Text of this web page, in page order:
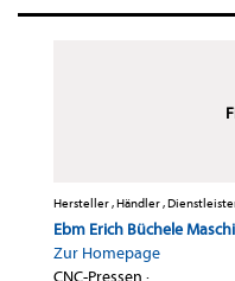
Hersteller , Händler ,
Ebm Erich Büchele
Zur Homepage